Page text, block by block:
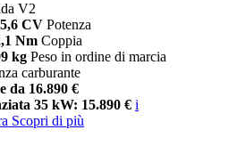
V2
CV Potenza
Nm Coppia
kg Peso in ordine di marcia
carburante
da 16.890 €
35 kW: 15.890 € i
Scopri di più